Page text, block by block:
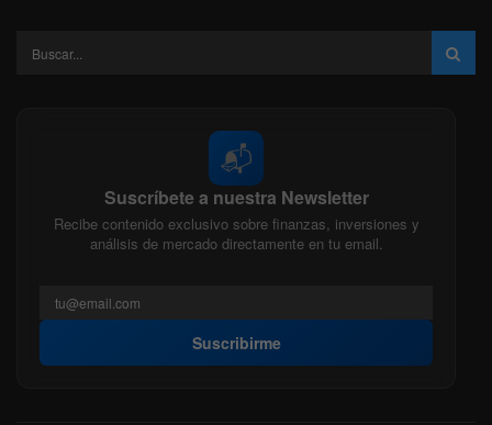
📬
Suscríbete a nuestra Newsletter
Recibe contenido exclusivo sobre finanzas, inversiones y
análisis de mercado directamente en tu email.
Suscribirme